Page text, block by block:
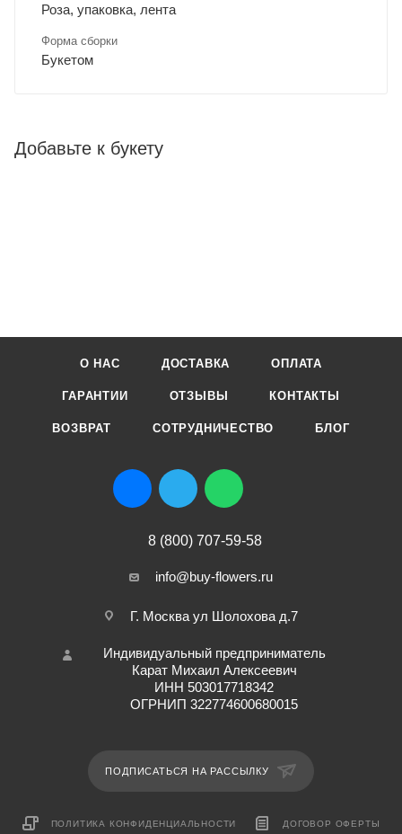
Роза, упаковка, лента
Форма сборки
Букетом
Добавьте к букету
О НАС ДОСТАВКА ОПЛАТА
ГАРАНТИИ ОТЗЫВЫ КОНТАКТЫ
ВОЗВРАТ СОТРУДНИЧЕСТВО БЛОГ
8 (800) 707-59-58
info@buy-flowers.ru
Г. Москва ул Шолохова д.7
Индивидуальный предприниматель
Карат Михаил Алексеевич
ИНН 503017718342
ОГРНИП 322774600680015
ПОДПИСАТЬСЯ НА РАССЫЛКУ
ПОЛИТИКА КОНФИДЕНЦИАЛЬНОСТИ ДОГОВОР ОФЕРТЫ